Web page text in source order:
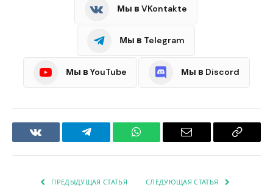
Мы в VKontakte
Мы в Telegram
Мы в YouTube Мы в Discord
VKontakteTelegram WhatsApp Email
Copy
ПРЕДЫДУЩАЯ СТАТЬЯ СЛЕДУЮЩАЯ СТАТЬЯ